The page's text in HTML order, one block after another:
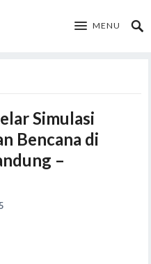
MENU
Simulasi
Bencana di
–